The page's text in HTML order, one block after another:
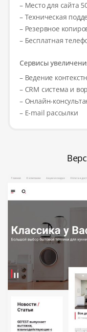
– Место для сайта
– Техническая
– Резервное
– Бесплатная
Сервисы
– Ведение
– CRM система и
– Онлайн-
– E-mail рассылки